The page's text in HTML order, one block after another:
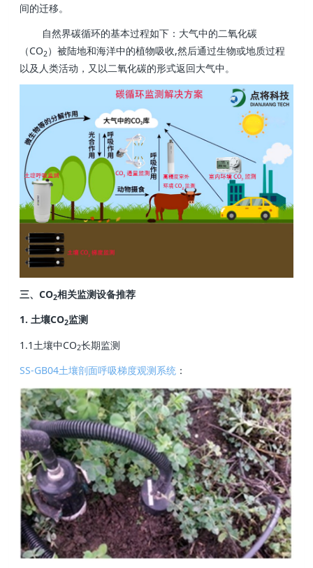
间的迁移。
自然界碳循环的基本过程如下：大气中的二氧化碳
（CO2 ）被陆地和海洋中的植物吸收,然后通过生物或地质过程
以及人类活动，又以二氧化碳的形式返回大气中。
三、CO2相关监测设备推荐
1.土壤CO2监测
1.1土壤中CO2长期监测
SS-GB04土壤剖面呼吸梯度观测系统 ：